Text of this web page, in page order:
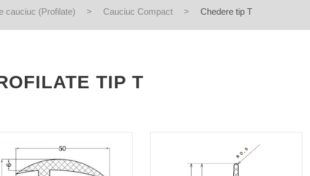
cauciuc (Profilate) > Cauciuc Compact > Chedere tip T
TIP T